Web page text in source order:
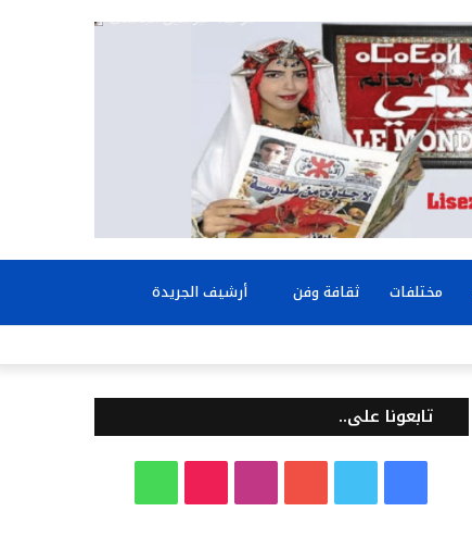
مختلفات ثقافة وفن أرشيف الجريدة
عن
تابعونا على..